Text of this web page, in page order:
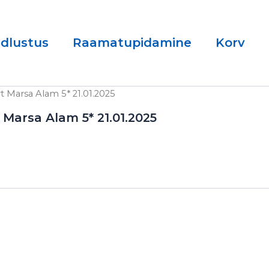
Raamatupidamine Korv
Alam 5* 21.01.2025
Alam 5* 21.01.2025